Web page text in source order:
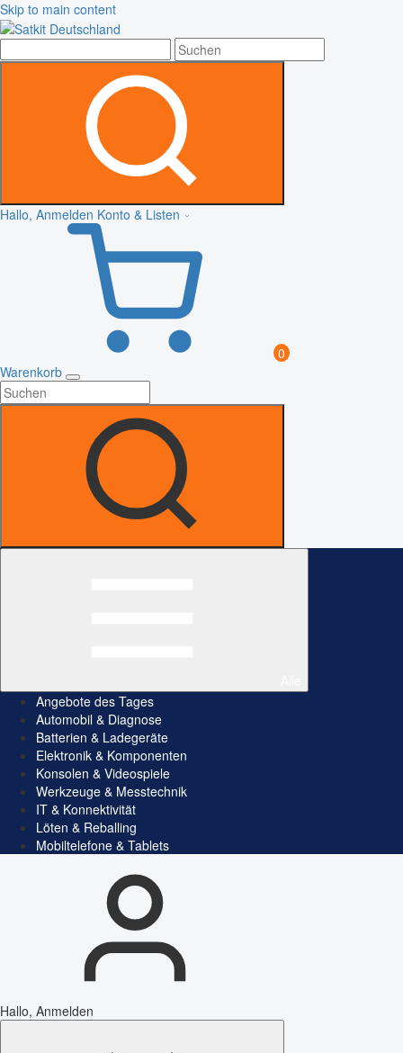
Skip to main content
Hallo, Anmelden Konto & Listen
0
Warenkorb
Angebote des Tages
Automobil & Diagnose
Batterien & Ladegeräte
Elektronik & Komponenten
Konsolen & Videospiele
Werkzeuge & Messtechnik
IT & Konnektivität
Löten & Reballing
Mobiltelefone & Tablets
Hallo, Anmelden